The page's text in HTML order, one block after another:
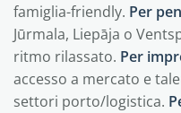
famiglia-friendly. Per
Jūrmala, Liepāja o
ritmo rilassato. Per
accesso a mercato e
settori porto/logistica.